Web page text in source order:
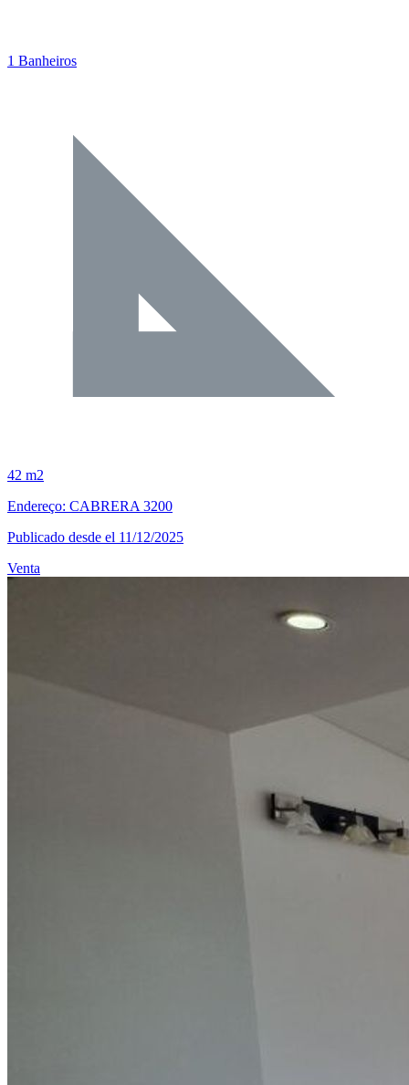
1 Banheiros
42 m2
Endereço: CABRERA 3200
Publicado desde el 11/12/2025
Venta